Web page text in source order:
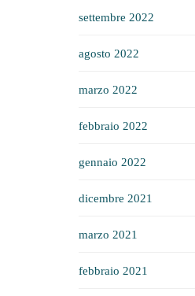
settembre 2022
agosto 2022
marzo 2022
febbraio 2022
gennaio 2022
dicembre 2021
marzo 2021
febbraio 2021